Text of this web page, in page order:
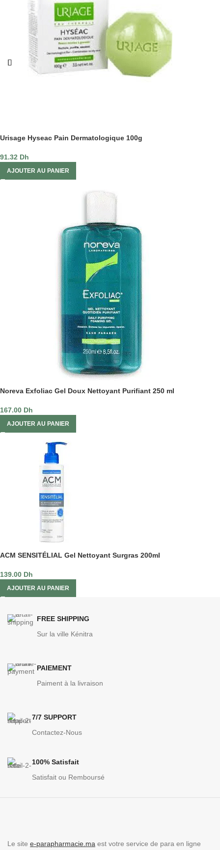
Urisage Hyseac Pain Dermatologique 100g
91.32 Dh
AJOUTER AU PANIER
Noreva Exfoliac Gel Doux Nettoyant Purifiant 250 ml
167.00 Dh
AJOUTER AU PANIER
ACM SENSITÉLIAL Gel Nettoyant Surgras 200ml
139.00 Dh
AJOUTER AU PANIER
FREE SHIPPING
Sur la ville Kénitra
PAIEMENT
Paiment à la livraison
7/7 SUPPORT
Contactez-Nous
100% Satisfait
Satisfait ou Remboursé
Le site e-parapharmacie.ma est votre service de para en ligne